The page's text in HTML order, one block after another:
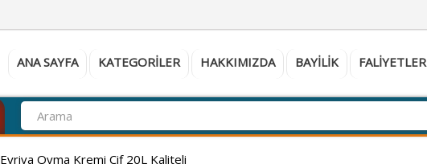
ANA SAYFA KATEGORILER HAKKIMIZDA BAYILIK FALIYETLER
Evriva Ovma Kremi Cif 20L Kaliteli